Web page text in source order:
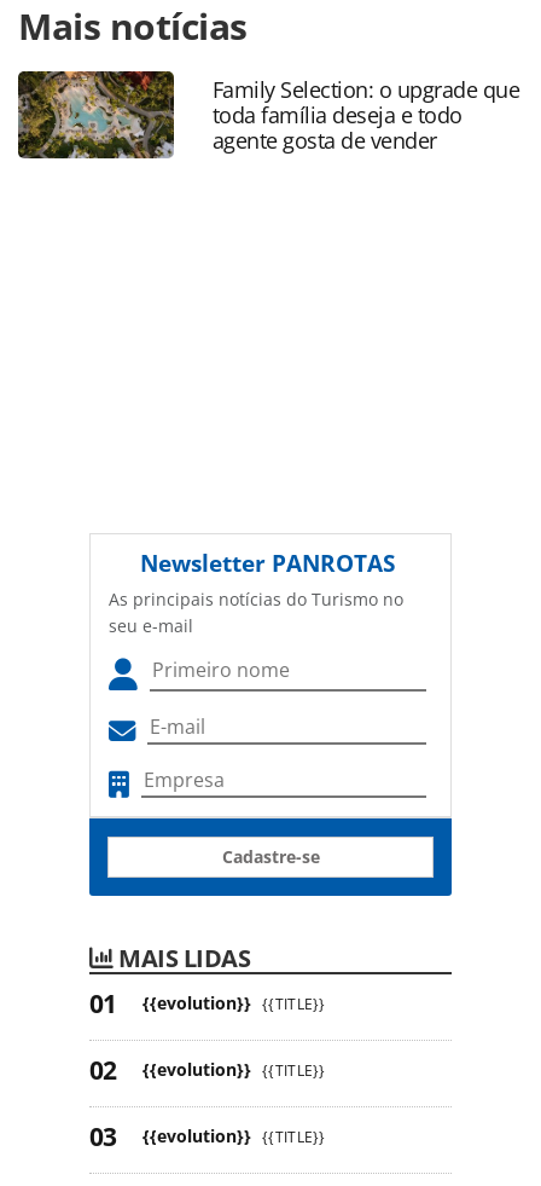
https://www.panrotas.com.br/hotelaria/investimentos/
rock-punta-cana-e-reformado-e-desperta-mais-interesse-
no-brasil_195943.html ou as ferramentas oferecidas na
página. Todo o conteúdo produzido pela PANROTAS
Editora é protegido pela legislação brasileira sobre direito
autoral. Não reproduza o conteúdo sem autorização da
Mais notícias
Family Selection: o upgrade que
toda família deseja e todo
agente gosta de vender
Newsletter PANROTAS
As principais notícias do Turismo no
seu e-mail
Cadastre-se
MAIS LIDAS
{{evolution}} {{TITLE}}
{{evolution}} {{TITLE}}
{{evolution}} {{TITLE}}